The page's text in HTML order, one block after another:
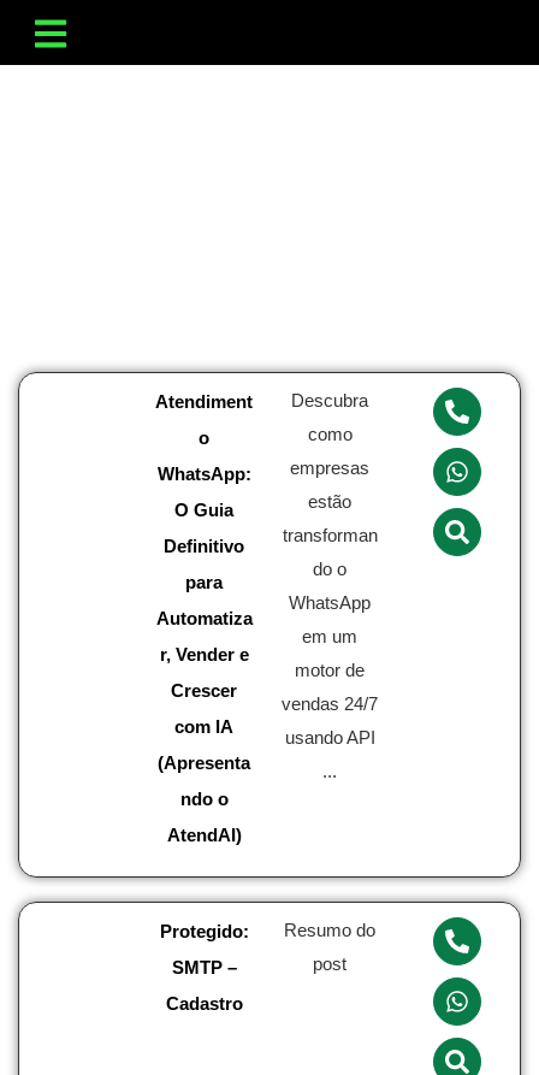
Atendiment
o
WhatsApp:
O Guia
Definitivo
para
Automatiza
r, Vender e
Crescer
com IA
(Apresenta
ndo o
AtendAI)
Descubra
como
empresas
estão
transforman
do o
WhatsApp
em um
motor de
vendas 24/7
usando API
...
Protegido:
SMTP –
Cadastro
Resumo do
post